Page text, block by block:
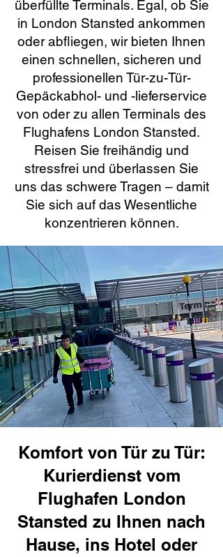
überfüllte Terminals. Egal, ob Sie
in London Stansted ankommen
oder abfliegen, wir bieten Ihnen
einen schnellen, sicheren und
professionellen Tür-zu-Tür-
Gepäckabhol- und -lieferservice
von oder zu allen Terminals des
Flughafens London Stansted.
Reisen Sie freihändig und
stressfrei und überlassen Sie
uns das schwere Tragen – damit
Sie sich auf das Wesentliche
konzentrieren können.
Komfort von Tür zu Tür:
Kurierdienst vom
Flughafen London
Stansted zu Ihnen nach
Hause, ins Hotel oder